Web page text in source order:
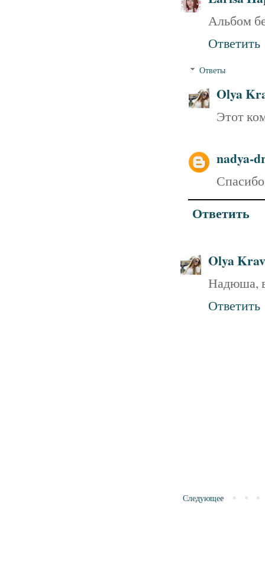
Альбом
Ответить
Ответы
Olya
Этот
nadya-
Ответить
Olya
Надюша,
Ответить
Следующее